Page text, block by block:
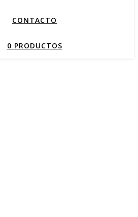
CONTACTO
0 PRODUCTOS